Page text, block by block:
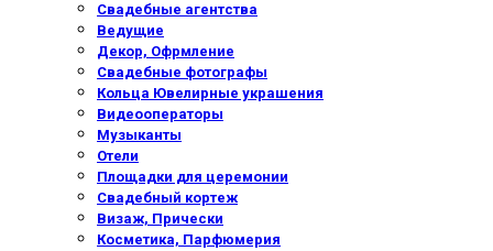
Свадебные агентства
Ведущие
Декор, Офрмление
Свадебные фотографы
Кольца Ювелирные украшения
Видеооператоры
Музыканты
Отели
Площадки для церемонии
Свадебный кортеж
Визаж, Прически
Косметика, Парфюмерия